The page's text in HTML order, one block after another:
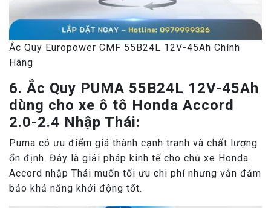
Ắc Quy Europower CMF 55B24L 12V-45Ah Chính
Hãng
6. Ắc Quy PUMA 55B24L 12V-45Ah
dùng cho xe ô tô Honda Accord
2.0-2.4 Nhập Thái:
Puma có ưu điểm giá thành cạnh tranh và chất lượng
ổn định. Đây là giải pháp kinh tế cho chủ xe Honda
Accord nhập Thái muốn tối ưu chi phí nhưng vẫn đảm
bảo khả năng khởi động tốt.